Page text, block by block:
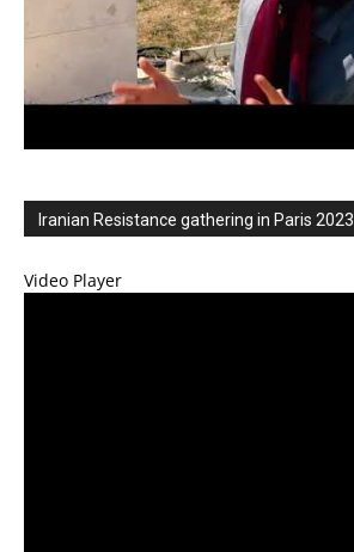
Iranian Resistance gathering in Paris 2023
Video Player